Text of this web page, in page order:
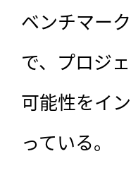
ベンチマー
で、プロジ
可能性をイ
っている。